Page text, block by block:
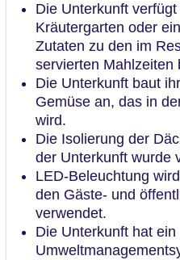
Die Unterkunft
Kräutergarten oder
Zutaten zu den im
servierten Mahlzeiten
Die Unterkunft baut
Gemüse an, das in
wird.
Die Isolierung der
der Unterkunft wurde
LED-Beleuchtung
den Gäste- und
verwendet.
Die Unterkunft hat